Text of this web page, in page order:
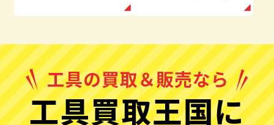
工具買取王国に